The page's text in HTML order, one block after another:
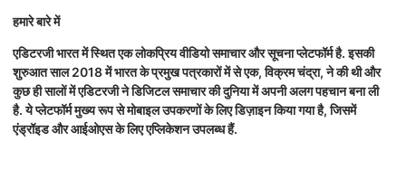
हमारे बारे में
एडिटरजी भारत में स्थित एक लोकप्रिय वीडियो समाचार और सूचना प्लेटफॉर्म है. इसकी
शुरुआत साल 2018 में भारत के प्रमुख पत्रकारों में से एक, विक्रम चंद्रा, ने की थी और
कुछ ही सालों में एडिटरजी ने डिजिटल समाचार की दुनिया में अपनी अलग पहचान बना ली
है. ये प्लेटफॉर्म मुख्य रूप से मोबाइल उपकरणों के लिए डिज़ाइन किया गया है, जिसमें
एंड्रॉइड और आईओएस के लिए एप्लिकेशन उपलब्ध हैं.